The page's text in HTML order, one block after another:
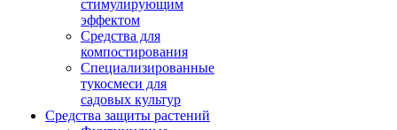
стимулирующим
эффектом
Средства для
компостирования
Специализированные
тукосмеси для
садовых культур
Средства защиты растений